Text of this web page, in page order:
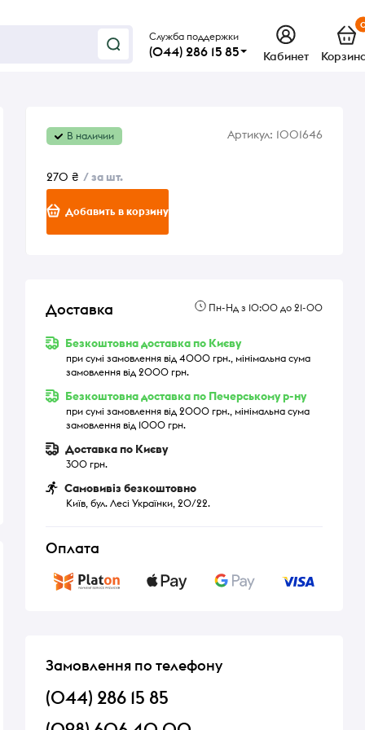
Служба поддержки
(044) 286 15 85 Кабинет
В наличии Артикул: 1001646
270 ₴ / за шт.
Добавить в корзину
Доставка Пн-Нд з 10:00 до 21-00
Безкоштовна доставка по Києву
при сумі замовлення від 4000 грн., мінімальна сума
замовлення від 2000 грн.
Безкоштовна доставка по Печерському р-ну
при сумі замовлення від 2000 грн., мінімальна сума
замовлення від 1000 грн.
Доставка по Києву
300 грн.
Самовивіз безкоштовно
Київ, бул. Лесі Українки, 20/22.
Оплата
Замовлення по телефону
(044) 286 15 85